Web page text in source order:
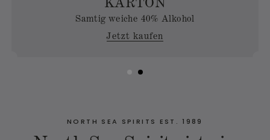
KARTON
40 Botanicals auf Vodka-Basis
Jetzt kaufen
NORTH SEA SPIRITS EST. 1989